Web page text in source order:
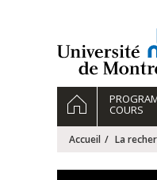
Navigation
principale
ACCUEIL
COURS
Accueil La